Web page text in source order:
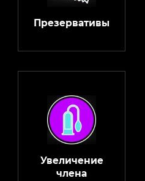
Презервативы
Увеличение
члена